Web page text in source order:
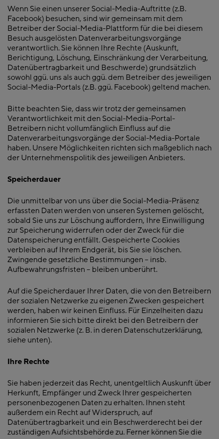
Wenn Sie einen unserer Social-Media-Auftritte (z.B.
Facebook) besuchen, sind wir gemeinsam mit dem
Betreiber der Social-Media-Plattform für die bei diesem
Besuch ausgelösten Datenverarbeitungsvorgänge
verantwortlich. Sie können Ihre Rechte (Auskunft,
Berichtigung, Löschung, Einschränkung der Verarbeitung,
Datenübertragbarkeit und Beschwerde) grundsätzlich
sowohl ggü. uns als auch ggü. dem Betreiber des jeweiligen
Social-Media-Portals (z.B. ggü. Facebook) geltend machen.
Bitte beachten Sie, dass wir trotz der gemeinsamen
Verantwortlichkeit mit den Social-Media-Portal-
Betreibern nicht vollumfänglich Einfluss auf die
Datenverarbeitungsvorgänge der Social-Media-Portale
haben. Unsere Möglichkeiten richten sich maßgeblich nach
der Unternehmenspolitik des jeweiligen Anbieters.
Speicherdauer
Die unmittelbar von uns über die Social-Media-Präsenz
erfassten Daten werden von unseren Systemen gelöscht,
sobald Sie uns zur Löschung auffordern, Ihre Einwilligung
zur Speicherung widerrufen oder der Zweck für die
Datenspeicherung entfällt. Gespeicherte Cookies
verbleiben auf Ihrem Endgerät, bis Sie sie löschen.
Zwingende gesetzliche Bestimmungen – insb.
Aufbewahrungsfristen – bleiben unberührt.
Auf die Speicherdauer Ihrer Daten, die von den Betreibern
der sozialen Netzwerke zu eigenen Zwecken gespeichert
werden, haben wir keinen Einfluss. Für Einzelheiten dazu
informieren Sie sich bitte direkt bei den Betreibern der
sozialen Netzwerke (z. B. in deren Datenschutzerklärung,
siehe unten).
Ihre Rechte
Sie haben jederzeit das Recht, unentgeltlich Auskunft über
Herkunft, Empfänger und Zweck Ihrer gespeicherten
personenbezogenen Daten zu erhalten. Ihnen steht
außerdem ein Recht auf Widerspruch, auf
Datenübertragbarkeit und ein Beschwerderecht bei der
zuständigen Aufsichtsbehörde zu. Ferner können Sie die